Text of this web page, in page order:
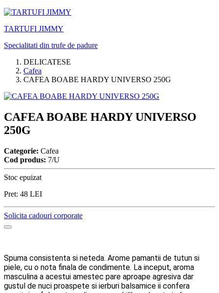
TARTUFI JIMMY
Specialitati din trufe de padure
DELICATESE
Cafea
CAFEA BOABE HARDY UNIVERSO 250G
CAFEA BOABE HARDY UNIVERSO
250G
Categorie: Cafea
Cod produs: 7/U
Stoc epuizat
Pret: 48 LEI
Solicita cadouri corporate
Spuma consistenta si neteda. Arome pamantii de tutun si
piele, cu o nota finala de condimente. La inceput, aroma
masculina a acestui amestec pare aproape agresiva dar
gustul de nuci proaspete si ierburi balsamice ii confera